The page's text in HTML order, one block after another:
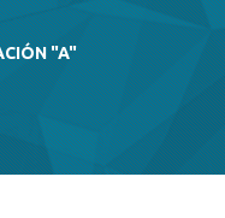
"A"